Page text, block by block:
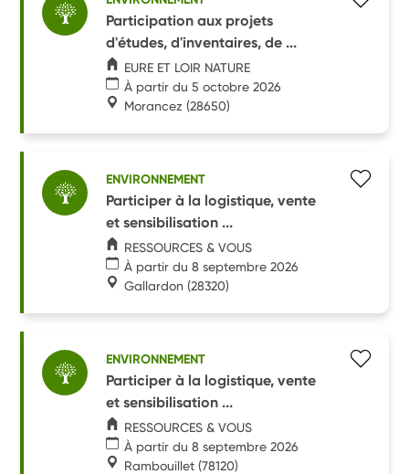
Participation aux projets
d'études, d'inventaires, de ...
EURE ET LOIR NATURE
À partir du 5 octobre 2026
Morancez (28650)
ENVIRONNEMENT
Participer à la logistique, vente
et sensibilisation ...
RESSOURCES & VOUS
À partir du 8 septembre 2026
Gallardon (28320)
ENVIRONNEMENT
Participer à la logistique, vente
et sensibilisation ...
RESSOURCES & VOUS
À partir du 8 septembre 2026
Rambouillet (78120)